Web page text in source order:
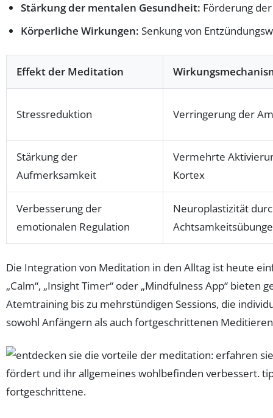
Stärkung der mentalen Gesundheit: Förderung
Körperliche Wirkungen: Senkung von
Effekt der Meditation
Stressreduktion Verringerung der
Stärkung der
Aufmerksamkeit
Vermehrte
Kortex
Verbesserung der
emotionalen Regulation
Neuroplastizität
Die Integration von Meditation in den Alltag ist heute
„Calm“, „Insight Timer“ oder „Mindfulness App“
Atemtraining bis zu mehrstündigen Sessions, die
sowohl Anfängern als auch fortgeschrittenen